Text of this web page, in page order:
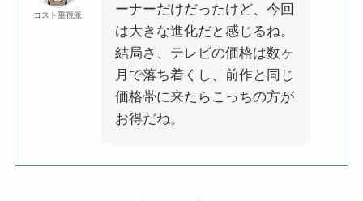
コスト重視派
ーナーだけだったけど、今回
は大きな進化だと感じるね。
結局さ、テレビの価格は数ヶ
月で落ち着くし、前作と同じ
価格帯に来たらこっちの方が
お得だね。